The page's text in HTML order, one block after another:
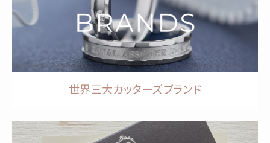
世界三大カッターズブランド